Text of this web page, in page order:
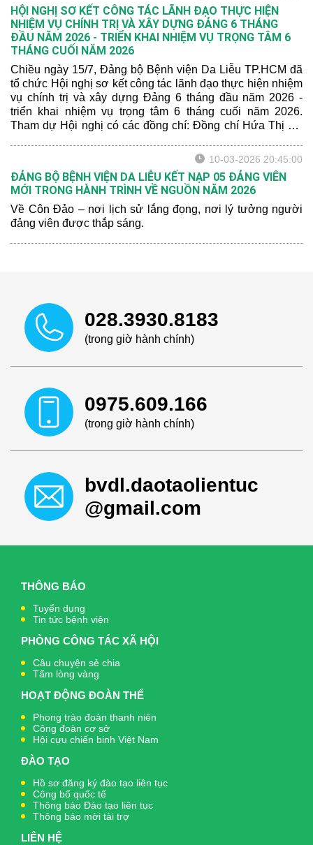
HỘI NGHỊ SƠ KẾT CÔNG TÁC LÃNH ĐẠO THỰC HIỆN
NHIỆM VỤ CHÍNH TRỊ VÀ XÂY DỰNG ĐẢNG 6 THÁNG
ĐẦU NĂM 2026 - TRIỂN KHAI NHIỆM VỤ TRỌNG TÂM 6
THÁNG CUỐI NĂM 2026
Chiều ngày 15/7, Đảng bộ Bệnh viện Da Liễu TP.HCM đã
tổ chức Hội nghị sơ kết công tác lãnh đạo thực hiện nhiệm
vụ chính trị và xây dựng Đảng 6 tháng đầu năm 2026 -
triển khai nhiệm vụ trọng tâm 6 tháng cuối năm 2026.
Tham dự Hội nghị có các đồng chí: Đồng chí Hứa Thị Mỹ
Đồng chí Nguyễn Thị Nguyện - Phó Trưởng ban Xây dựng
Đảng, Đảng ủy Phường Xuân Hoà.
10-03-2026 20:45:00
ĐẢNG BỘ BỆNH VIỆN DA LIỄU KẾT NẠP 05 ĐẢNG VIÊN
MỚI TRONG HÀNH TRÌNH VỀ NGUỒN NĂM 2026
Về Côn Đảo – nơi lịch sử lắng đọng, nơi lý tưởng người
đảng viên được thắp sáng.
028.3930.8183
(trong giờ hành chính)
0975.609.166
(trong giờ hành chính)
bvdl.daotaolientuc
@gmail.com
THÔNG BÁO
Tuyển dụng
Tin tức bệnh viện
PHÒNG CÔNG TÁC XÃ HỘI
Câu chuyện sẻ chia
Tấm lòng vàng
HOẠT ĐỘNG ĐOÀN THỂ
Phong trào đoàn thanh niên
Công đoàn cơ sở
Hội cựu chiến binh Việt Nam
ĐÀO TẠO
Hồ sơ đăng ký đào tạo liên tục
Công bố quốc tế
Thông báo Đào tạo liên tục
Thông báo mời tài trợ
LIÊN HỆ